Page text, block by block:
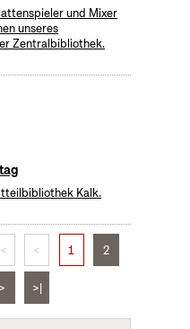
und Mixer
unseres
Zentralbibliothek.
Kalk.
< 1 2
> >|